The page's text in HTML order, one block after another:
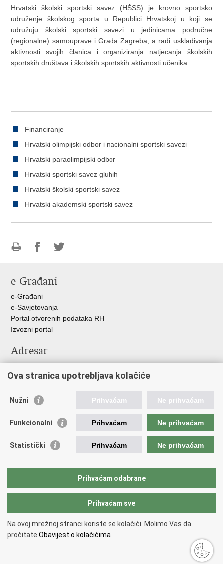
Hrvatski školski sportski savez (HŠSS) je krovno sportsko
udruženje školskog sporta u Republici Hrvatskoj u koji se
udružuju školski sportski savezi u jedinicama područne
(regionalne) samouprave i Grada Zagreba, a radi usklađivanja
aktivnosti svojih članica i organiziranja natjecanja školskih
sportskih društava i školskih sportskih aktivnosti učenika.
Financiranje
Hrvatski olimpijski odbor i nacionalni sportski savezi
Hrvatski paraolimpijski odbor
Hrvatski sportski savez gluhih
Hrvatski školski sportski savez
Hrvatski akademski sportski savez
FacebookuTwitteru
e-Građani
e-Građani
e-Savjetovanja
Portal otvorenih podataka RH
Izvozni portal
Adresar
Adresar tijela javne vlasti
Korisne poveznice
Vlada RH
Predsjednik RH
Pravobraniteljica za ravnopravnost spolova
Povjerenik za informiranje
Copyright © 2026 Ministarstvo turizma i sporta Republike Hrvatske.
korištenja.Izjava o pristupačnosti.
Ova stranica upotrebljava kolačiće
Nužni Prihvaćam Ne prihvaćam
Funkcionalni Prihvaćam Ne prihvaćam
Statistički Prihvaćam Ne prihvaćam
Prihvaćam odabrane
Prihvaćam sve
Na ovoj mrežnoj stranci koriste se kolačići. Molimo Vas da
pročitate Obavijest o kolačićima.